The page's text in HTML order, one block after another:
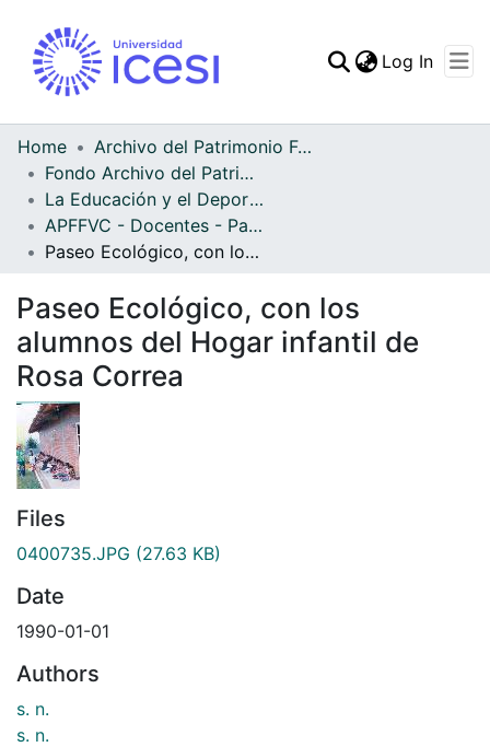
Log In
Home
Archivo del Patrimonio Fotográfico y Fílmico del Valle del Cauca
Fondo Archivo del Patrimonio Fotográfico y Fílmico del Valle del Cauca
La Educación y el Deporte
APFFVC - Docentes - Patrimonial
Paseo Ecológico, con los alumnos del Hogar infantil de Rosa Correa
Paseo Ecológico, con los
alumnos del Hogar infantil de
Rosa Correa
Files
0400735.JPG (27.63 KB)
Date
1990-01-01
Authors
s. n.
s. n.